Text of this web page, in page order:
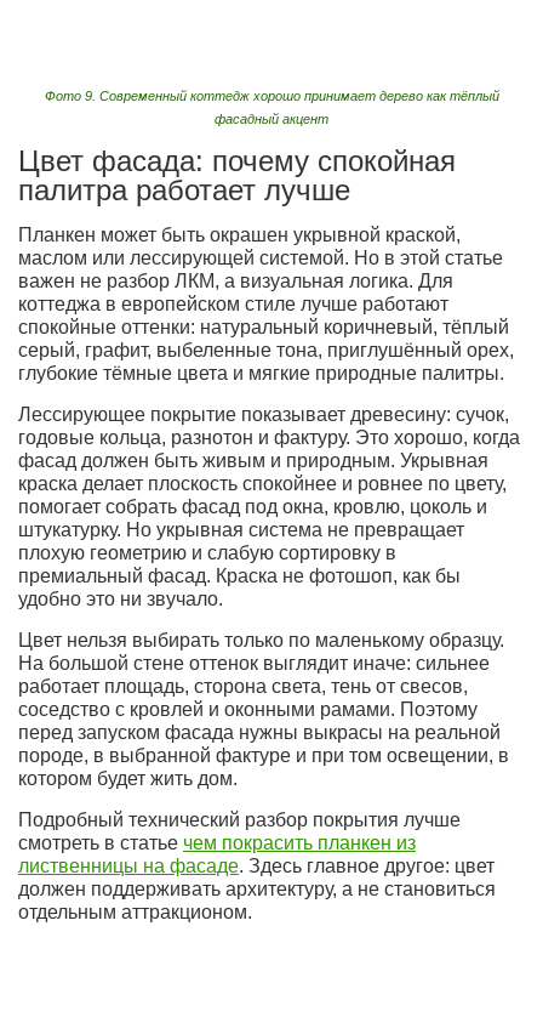
Фото 9. Современный коттедж хорошо принимает дерево как тёплый
фасадный акцент
Цвет фасада: почему спокойная
палитра работает лучше
Планкен может быть окрашен укрывной краской,
маслом или лессирующей системой. Но в этой статье
важен не разбор ЛКМ, а визуальная логика. Для
коттеджа в европейском стиле лучше работают
спокойные оттенки: натуральный коричневый, тёплый
серый, графит, выбеленные тона, приглушённый орех,
глубокие тёмные цвета и мягкие природные палитры.
Лессирующее покрытие показывает древесину: сучок,
годовые кольца, разнотон и фактуру. Это хорошо, когда
фасад должен быть живым и природным. Укрывная
краска делает плоскость спокойнее и ровнее по цвету,
помогает собрать фасад под окна, кровлю, цоколь и
штукатурку. Но укрывная система не превращает
плохую геометрию и слабую сортировку в
премиальный фасад. Краска не фотошоп, как бы
удобно это ни звучало.
Цвет нельзя выбирать только по маленькому образцу.
На большой стене оттенок выглядит иначе: сильнее
работает площадь, сторона света, тень от свесов,
соседство с кровлей и оконными рамами. Поэтому
перед запуском фасада нужны выкрасы на реальной
породе, в выбранной фактуре и при том освещении, в
котором будет жить дом.
Подробный технический разбор покрытия лучше
смотреть в статье чем покрасить планкен из
лиственницы на фасаде. Здесь главное другое: цвет
должен поддерживать архитектуру, а не становиться
отдельным аттракционом.